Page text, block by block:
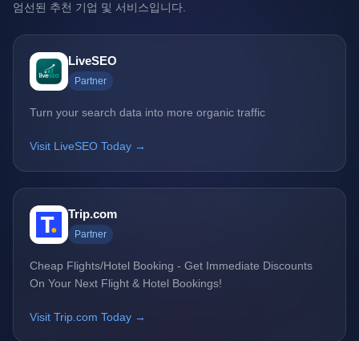
엄선된 추천 기업 및 서비스입니다.
LiveSEO
Partner
Turn your search data into more organic traffic
Visit LiveSEO Today →
Trip.com
Partner
Cheap Flights/Hotel Booking - Get Immediate Discounts
On Your Next Flight & Hotel Bookings!
Visit Trip.com Today →